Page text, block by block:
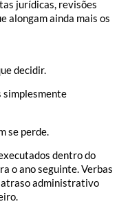
jurídicas, revisões
alongam ainda mais os
decidir.
simplesmente
se perde.
dentro do
o ano seguinte. Verbas
atraso administrativo